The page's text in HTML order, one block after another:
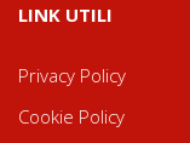
LINK UTILI
Privacy Policy
Cookie Policy